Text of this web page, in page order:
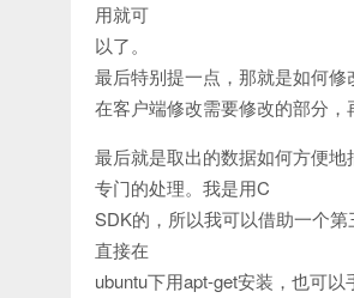
用就可
以了。
最后特别提一点，那就是如何
在客户端修改需要修改的部分，
最后就是取出的数据如何方便
专门的处理。我是用C
SDK的，所以我可以借助一个
直接在
ubuntu下用apt-get安装，也可